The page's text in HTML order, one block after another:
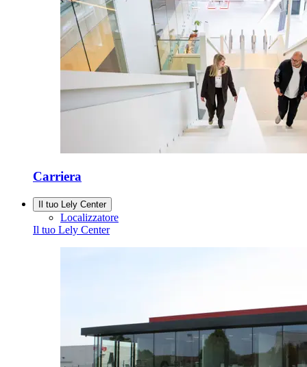
Carriera
Il tuo Lely Center
Localizzatore
Il tuo Lely Center